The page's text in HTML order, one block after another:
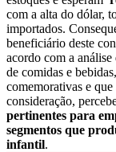
com a alta do dólar,
importados.
beneficiário deste
acordo com a
de comidas e
comemorativas e
consideração,
pertinentes para
segmentos que
infantil.